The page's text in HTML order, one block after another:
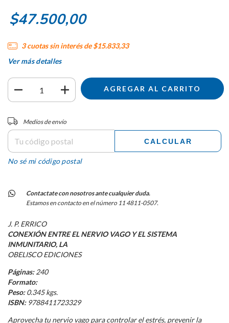
$47.500,00
3 cuotas sin interés de$15.833,33
Ver más detalles
Entregas para el CP:
Medios de envío
CALCULAR
No sé mi código postal
Contactate con nosotros ante cualquier duda.
Estamos en contacto en el número 11 4811-0507.
J. P. ERRICO
CONEXIÓN ENTRE EL NERVIO VAGO Y EL SISTEMA
INMUNITARIO, LA
OBELISCO EDICIONES
Páginas:240
Formato:
Peso:0.345 kgs.
ISBN:9788411723329
Aprovecha tu nervio vago para controlar el estrés, prevenir la